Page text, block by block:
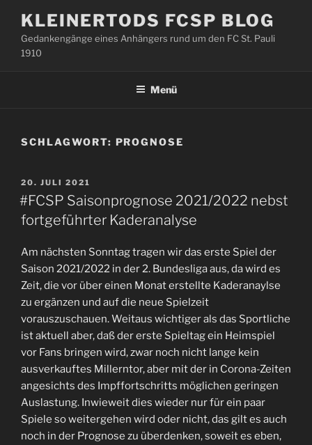
Inhalt
springen
KLEINERTODS FCSP BLOG
Gedankengänge eines Anhängers rund um den FC St. Pauli
1910
Menü
SCHLAGWORT: PROGNOSE
VERÖFFENTLICHT
AM
20. JULI 2021
#FCSP Saisonprognose 2021/2022 nebst
fortgeführter Kaderanalyse
Am nächsten Sonntag tragen wir das erste Spiel der
Saison 2021/2022 in der 2. Bundesliga aus, da wird es
Zeit, die vor über einen Monat erstellte Kaderanaylse
zu ergänzen und auf die neue Spielzeit
vorauszuschauen. Weitaus wichtiger als das Sportliche
ist aktuell aber, daß der erste Spieltag ein Heimspiel
vor Fans bringen wird, zwar noch nicht lange kein
ausverkauftes Millerntor, aber mit der in Corona-Zeiten
angesichts des Impffortschritts möglichen geringen
Auslastung. Inwieweit dies wieder nur für ein paar
Spiele so weitergehen wird oder nicht, das gilt es auch
noch in der Prognose zu überdenken, soweit es eben,